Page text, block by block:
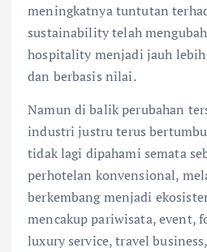
meningkatnya tuntutan
sustainability telah
hospitality menjadi jauh
dan berbasis nilai.
Namun di balik perubahan
industri justru terus
tidak lagi dipahami semata
perhotelan konvensional,
berkembang menjadi
mencakup pariwisata, event,
luxury service, travel